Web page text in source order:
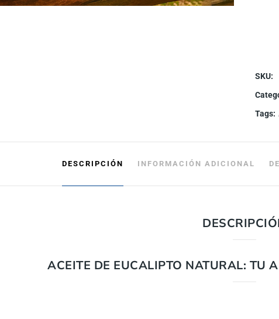
SKU:
Tags:
DESCRIPCIÓN INFORMACIÓN ADICIONAL
ACEITE DE EUCALIPTO NATURAL: TU